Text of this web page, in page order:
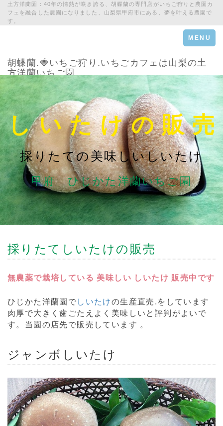
土方洋蘭園：40年の情熱が咲き誇る、胡蝶蘭の専門店がいちご狩りと農園カ
フェを融合した農園になりました、山梨県甲府市にある、夢を叶える農園で
す。
Toggle
navigation
MENU
胡蝶蘭.🍓いちご狩り.いちごカフェは山梨の土
方洋蘭いちご園
し い た け の 販 売
採りたての美味しいしいたけ
甲府 ひじかた洋蘭いちご園
採りたてしいたけの販売
無農薬で栽培している 美味しい しいたけ 販売中です
ひじかた洋蘭園で しいたけの生産直売.をしています
肉厚で大きく歯ごたえよく美味しいと評判がよいで
す。当園の店先で販売しています 。
ジャンボ しいたけ